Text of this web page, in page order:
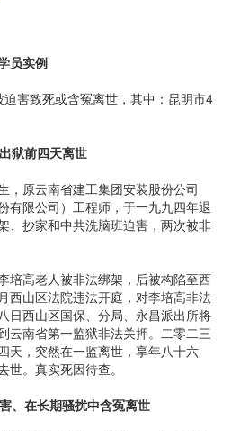
员实例
害致死或含冤离世，其中：昆明市4
狱前四天离世
，原云南省建工集团安装股份公司
有限公司）工程师，于一九九四年退
、抄家和中共洗脑班迫害，两次被非
培高老人被非法绑架，后被构陷至西
西山区法院违法开庭，对李培高非法
日西山区国保、分局、永昌派出所将
云南省第一监狱非法关押。二零二三
天，突然在一监离世，享年八十六
。真实死因待查。
、在长期骚扰中含冤离世